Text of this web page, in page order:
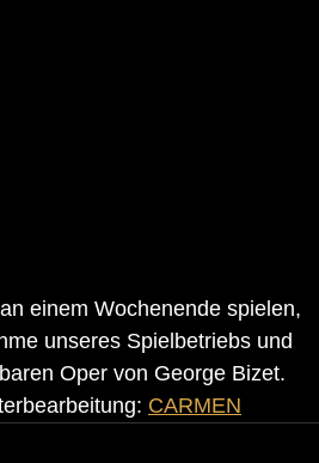
einem Wochenende spielen,
unseres Spielbetriebs und
Oper von George Bizet.
CARMEN